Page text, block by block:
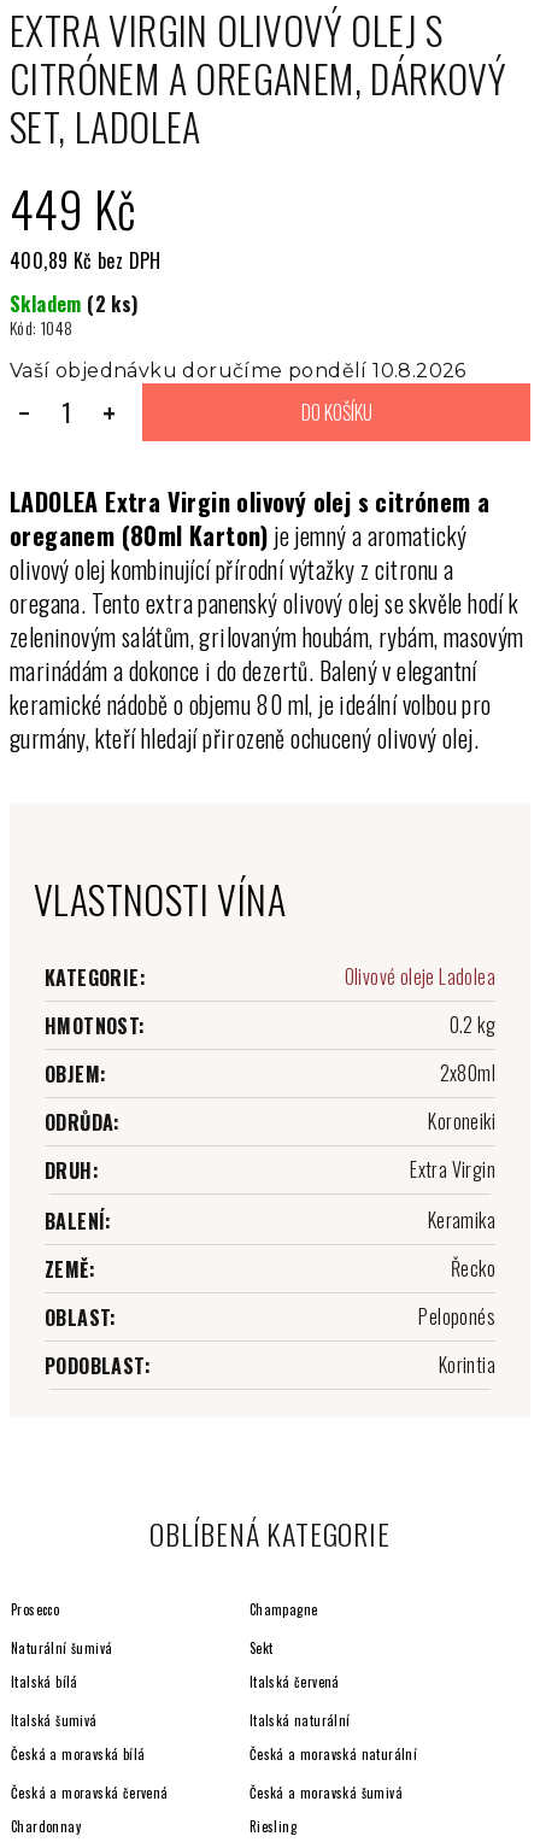
EXTRA VIRGIN OLIVOVÝ OLEJ S
CITRÓNEM A OREGANEM, DÁRKOVÝ
SET, LADOLEA
449 Kč
400,89 Kč bez DPH
cena:
Skladem (2 ks)
Kód: 1048
Vaší objednávku doručíme pondělí 10.8.2026
+
− DO KOŠÍKU
LADOLEA Extra Virgin olivový olej s citrónem a
oreganem (80ml Karton) je jemný a aromatický
olivový olej kombinující přírodní výtažky z citronu a
oregana. Tento extra panenský olivový olej se skvěle hodí k
zeleninovým salátům, grilovaným houbám, rybám, masovým
marinádám a dokonce i do dezertů. Balený v elegantní
keramické nádobě o objemu 80 ml, je ideální volbou pro
gurmány, kteří hledají přirozeně ochucený olivový olej​.
VLASTNOSTI VÍNA
KATEGORIE:
Olivové oleje Ladolea
HMOTNOST:
0.2 kg
OBJEM:
2x80ml
ODRŮDA:
Koroneiki
DRUH:
Extra Virgin
BALENÍ:
Keramika
ZEMĚ:
Řecko
OBLAST:
Peloponés
PODOBLAST: Korintia
OBLÍBENÁ KATEGORIE
Prosecco Champagne
Naturální šumivá
Sekt
Italská bílá
Italská červená
Italská šumivá
Italská naturální
Česká a moravská bílá
Česká a moravská naturální
Česká a moravská červená
Česká a moravská šumivá
Chardonnay
Riesling